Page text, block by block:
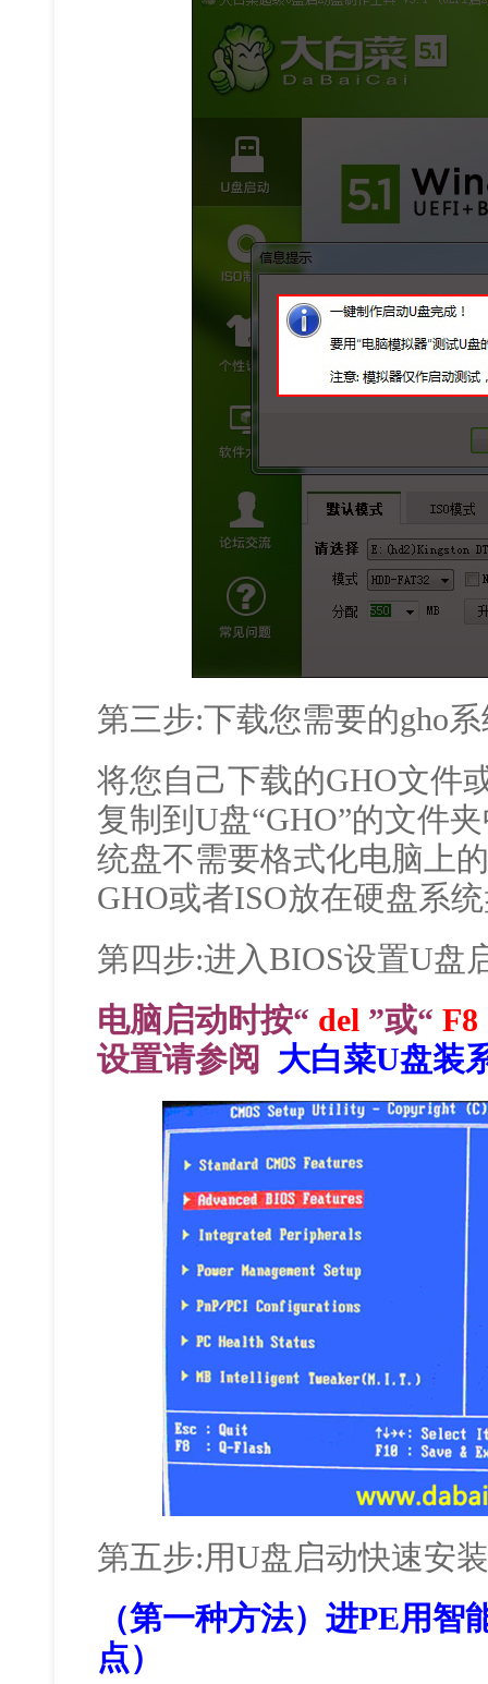
第三步:下载您需要的gho
将您自己下载的GHO文件
复制到U盘“GHO”的文件
统盘不需要格式化电脑上
GHO或者ISO放在硬盘系
第四步:进入BIOS设置U盘
电脑启动时按“ del ”或“ F8
设置请参阅 大白菜U盘装
第五步:用U盘启动快速安
（第一种方法）进PE用
点）